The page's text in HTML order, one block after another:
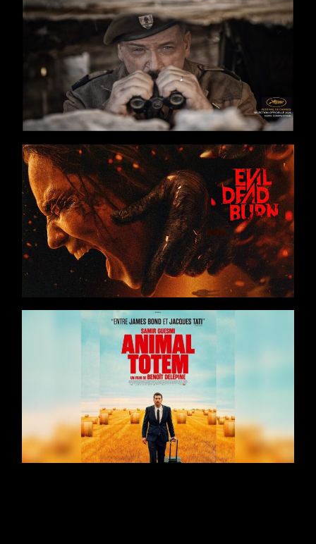
Films
Action /Guerre/Histoire
Pathé Films
Réalisateur : Antonin Baudry
Films
Thriller Horreur/ Action
Réalisateur : Sébastien Vaniček
Films
Drame
Road Movie
Casting : Samir Guesmi, Olivier Rabourdin, Solène Rigot,
Pierre Lottin
Réalisateur : Benoît Delépine